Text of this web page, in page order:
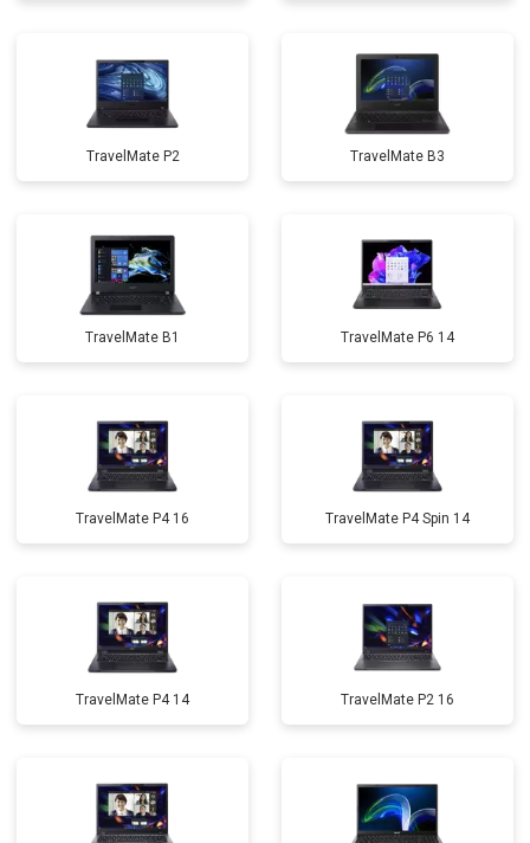
TravelMate P2 TravelMate B3
TravelMate B1 TravelMate P6 14
TravelMate P4 16 TravelMate P4 Spin 14
TravelMate P4 14 TravelMate P2 16